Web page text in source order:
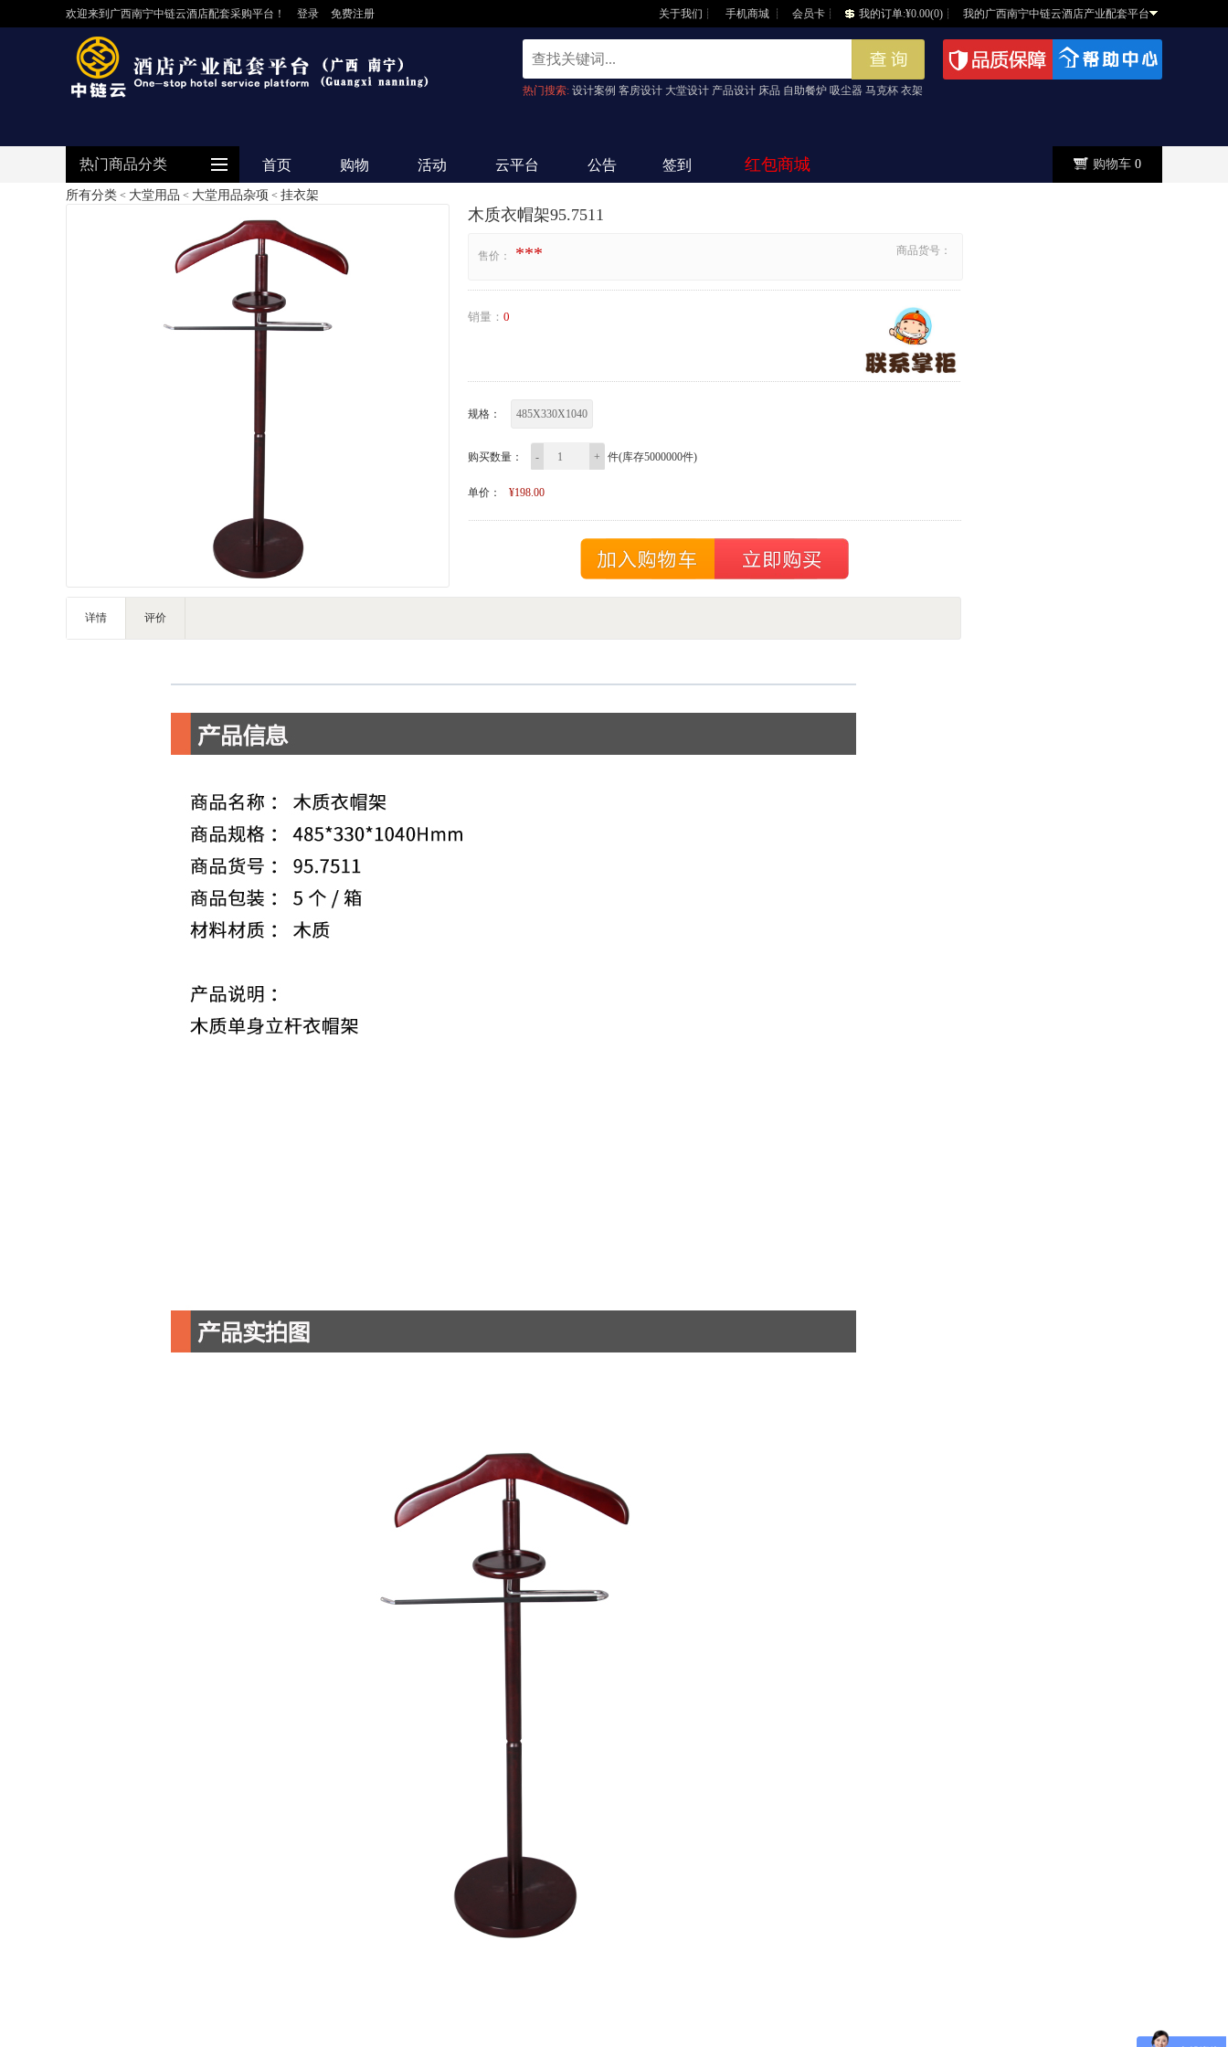
欢迎来到广西南宁中链云酒店配套采购平台！ 登录 免费注册 关于我们 ┊ 手机商城 ┊ 会员卡 ┊ 我的订单:¥0.00(0) ┊ 我的广西南宁中链云酒店产业配套平台
热门搜索: 设计案例 客房设计 大堂设计 产品设计 床品 自助餐炉 吸尘器 马克杯 衣架
热门商品分类 首页 购物 活动 云平台 公告 签到 红包商城 购物车 0
礼品团购
所有分类 < 大堂用品 < 大堂用品杂项 < 挂衣架
木质衣帽架95.7511
售价： *** 商品货号：
销量： 0
规格： 485X330X1040
购买数量： - + 件(库存5000000件)
单价： ¥198.00
详情 评价